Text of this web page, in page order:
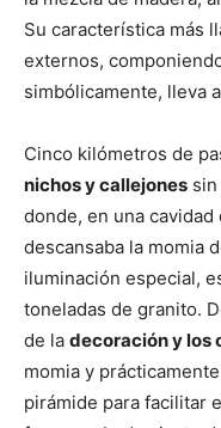
Su característica más
externos,
simbólicamente, lleva
Cinco kilómetros de
nichos y callejones
donde, en una
descansaba la momia
iluminación especial,
toneladas de granito.
de la decoración y los
momia y
pirámide para facilitar